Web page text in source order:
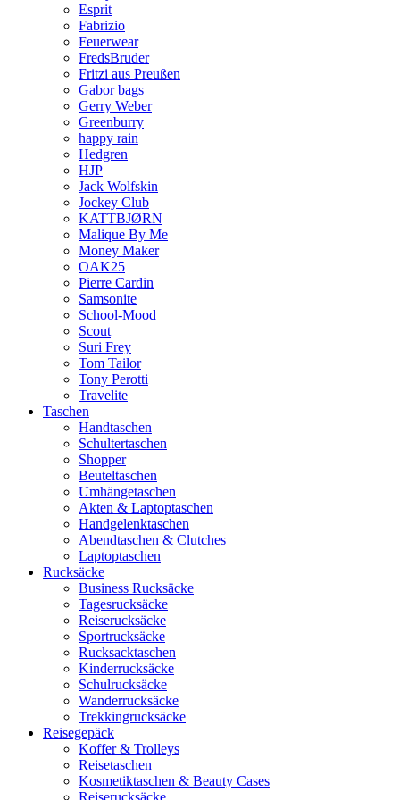
Esprit
Fabrizio
Feuerwear
FredsBruder
Fritzi aus Preußen
Gabor bags
Gerry Weber
Greenburry
happy rain
Hedgren
HJP
Jack Wolfskin
Jockey Club
KATTBJØRN
Malique By Me
Money Maker
OAK25
Pierre Cardin
Samsonite
School-Mood
Scout
Suri Frey
Tom Tailor
Tony Perotti
Travelite
Taschen
Handtaschen
Schultertaschen
Shopper
Beuteltaschen
Umhängetaschen
Akten & Laptoptaschen
Handgelenktaschen
Abendtaschen & Clutches
Laptoptaschen
Rucksäcke
Business Rucksäcke
Tagesrucksäcke
Reiserucksäcke
Sportrucksäcke
Rucksacktaschen
Kinderrucksäcke
Schulrucksäcke
Wanderrucksäcke
Trekkingrucksäcke
Reisegepäck
Koffer & Trolleys
Reisetaschen
Kosmetiktaschen & Beauty Cases
Reiserucksäcke